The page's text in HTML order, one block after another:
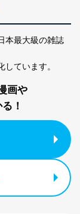
本最大級の雑誌
ています。
画や
！